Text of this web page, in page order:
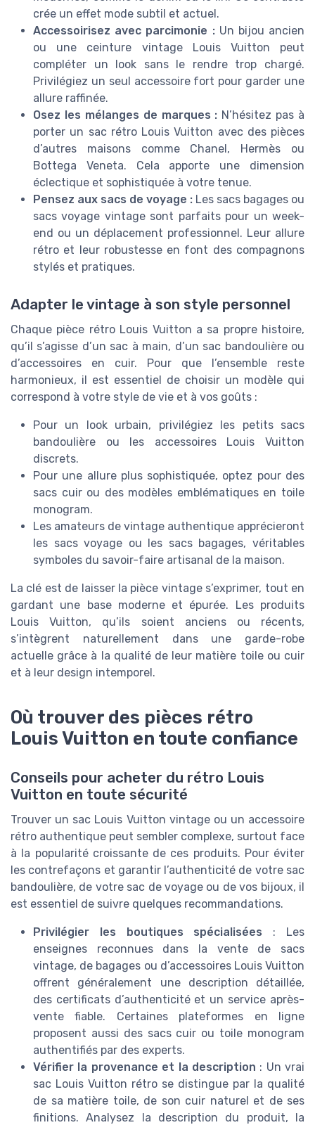
crée un effet mode subtil et actuel.
Accessoirisez avec parcimonie :Un bijou ancien
ou une ceinture vintage Louis Vuitton peut
compléter un look sans le rendre trop chargé.
Privilégiez un seul accessoire fort pour garder une
allure raffinée.
Osez les mélanges de marques : N’hésitez pas à
porter un sac rétro Louis Vuitton avec des pièces
d’autres maisons comme Chanel, Hermès ou
Bottega Veneta. Cela apporte une dimension
éclectique et sophistiquée à votre tenue.
Pensez aux sacs de voyage : Les sacs bagages ou
sacs voyage vintage sont parfaits pour un week-
end ou un déplacement professionnel. Leur allure
rétro et leur robustesse en font des compagnons
stylés et pratiques.
Adapter le vintage à son style personnel
Chaque pièce rétro Louis Vuitton a sa propre histoire,
qu’il s’agisse d’un sac à main, d’un sac bandoulière ou
d’accessoires en cuir. Pour que l’ensemble reste
harmonieux, il est essentiel de choisir un modèle qui
correspond à votre style de vie et à vos goûts :
Pour un look urbain, privilégiez les petits sacs
bandoulière ou les accessoires Louis Vuitton
discrets.
Pour une allure plus sophistiquée, optez pour des
sacs cuir ou des modèles emblématiques en toile
monogram.
Les amateurs de vintage authentique apprécieront
les sacs voyage ou les sacs bagages, véritables
symboles du savoir-faire artisanal de la maison.
La clé est de laisser la pièce vintage s’exprimer, tout en
gardant une base moderne et épurée. Les produits
Louis Vuitton, qu’ils soient anciens ou récents,
s’intègrent naturellement dans une garde-robe
actuelle grâce à la qualité de leur matière toile ou cuir
et à leur design intemporel.
Où trouver des pièces rétro
Louis Vuitton en toute confiance
Conseils pour acheter du rétro Louis
Vuitton en toute sécurité
Trouver un sac Louis Vuitton vintage ou un accessoire
rétro authentique peut sembler complexe, surtout face
à la popularité croissante de ces produits. Pour éviter
les contrefaçons et garantir l’authenticité de votre sac
bandoulière, de votre sac de voyage ou de vos bijoux, il
est essentiel de suivre quelques recommandations.
Privilégier les boutiques spécialisées : Les
enseignes reconnues dans la vente de sacs
vintage, de bagages ou d’accessoires Louis Vuitton
offrent généralement une description détaillée,
des certificats d’authenticité et un service après-
vente fiable. Certaines plateformes en ligne
proposent aussi des sacs cuir ou toile monogram
authentifiés par des experts.
Vérifier la provenance et la description : Un vrai
sac Louis Vuitton rétro se distingue par la qualité
de sa matière toile, de son cuir naturel et de ses
finitions. Analysez la description du produit, la